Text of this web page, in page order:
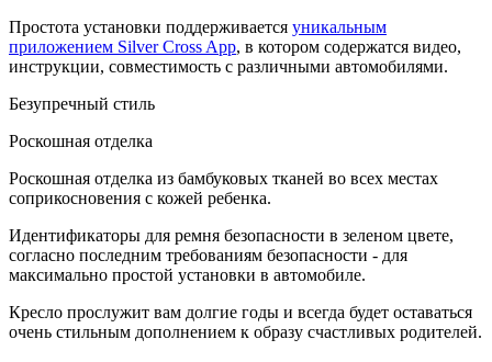
Простота установки поддерживается уникальным
приложением Silver Cross App, в котором содержатся видео,
инструкции, совместимость с различными автомобилями.
Безупречный стиль
Роскошная отделка
Роскошная отделка из бамбуковых тканей во всех местах
соприкосновения с кожей ребенка.
Идентификаторы для ремня безопасности в зеленом цвете,
согласно последним требованиям безопасности - для
максимально простой установки в автомобиле.
Кресло прослужит вам долгие годы и всегда будет оставаться
очень стильным дополнением к образу счастливых родителей.